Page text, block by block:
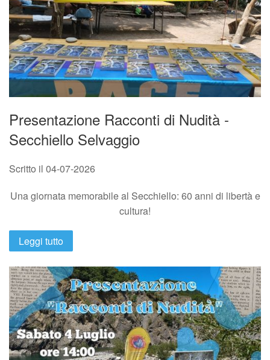
Presentazione Racconti di Nudità -
Secchiello Selvaggio
Scritto il 04-07-2026
Una giornata memorabile al Secchiello: 60 anni di libertà e
cultura!
Leggi tutto